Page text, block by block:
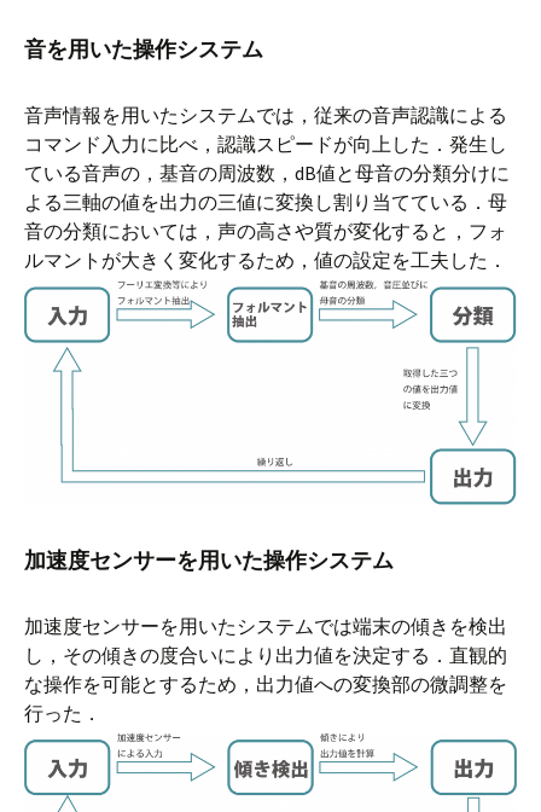
音を用いた操作システム
音声情報を用いたシステムでは，従来の音声認識による
コマンド入力に比べ，認識スピードが向上した．発生し
ている音声の，基音の周波数，dB値と母音の分類分けに
よる三軸の値を出力の三値に変換し割り当てている．母
音の分類においては，声の高さや質が変化すると，フォ
ルマントが大きく変化するため，値の設定を工夫した．
加速度センサーを用いた操作システム
加速度センサーを用いたシステムでは端末の傾きを検出
し，その傾きの度合いにより出力値を決定する．直観的
な操作を可能とするため，出力値への変換部の微調整を
行った．